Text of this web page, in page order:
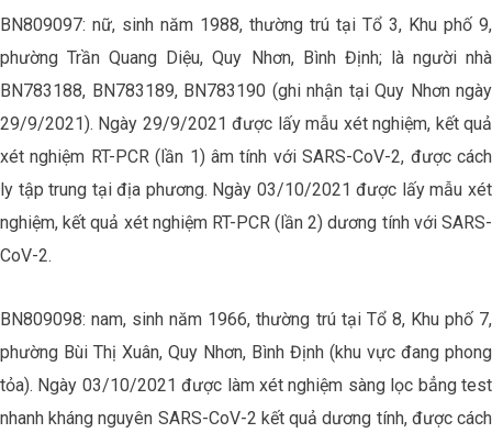
BN809097: nữ, sinh năm 1988, thường trú tại Tổ 3, Khu phố 9,
phường Trần Quang Diệu, Quy Nhơn, Bình Định; là người nhà
BN783188, BN783189, BN783190 (ghi nhận tại Quy Nhơn ngày
29/9/2021). Ngày 29/9/2021 được lấy mẫu xét nghiệm, kết quả
xét nghiệm RT-PCR (lần 1) âm tính với SARS-CoV-2, được cách
ly tập trung tại địa phương. Ngày 03/10/2021 được lấy mẫu xét
nghiệm, kết quả xét nghiệm RT-PCR (lần 2) dương tính với SARS-
CoV-2.
BN809098: nam, sinh năm 1966, thường trú tại Tổ 8, Khu phố 7,
phường Bùi Thị Xuân, Quy Nhơn, Bình Định (khu vực đang phong
tỏa). Ngày 03/10/2021 được làm xét nghiệm sàng lọc bẳng test
nhanh kháng nguyên SARS-CoV-2 kết quả dương tính, được cách